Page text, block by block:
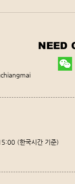
NEED
(한국시간 기준)